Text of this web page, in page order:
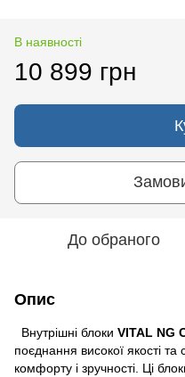
В наявності
10 899 грн
До обраного
Опис
Внутрішні блоки VITAL NG
поєднання високої якості
комфорту і зручності. Ці